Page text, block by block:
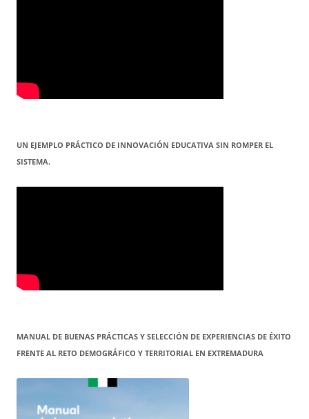
UN EJEMPLO PRÁCTICO DE INNOVACIÓN EDUCATIVA SIN ROMPER EL
SISTEMA.
MANUAL DE BUENAS PRÁCTICAS Y SELECCIÓN DE EXPERIENCIAS DE ÉXITO
FRENTE AL RETO DEMOGRÁFICO Y TERRITORIAL EN EXTREMADURA